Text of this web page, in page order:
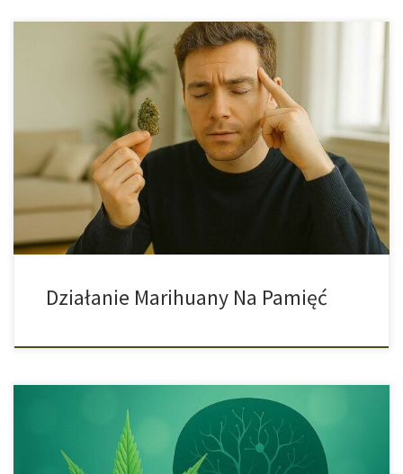
Kannabinoidy zawarte w konopiach, szczególnie THC, wpływają
na mózg w sposób odczuwalny w obszarze pamięci roboczej
oraz uczenia się nowych informacji. Najczęściej obserwuje się
trudności w zapamiętywaniu świeżych danych, łatwe gubienie
wątku czy wolniejsze przetwarzanie. U dorosłych, którzy używają
marihuany okazjonalnie, efekty te są przemijające i ustępują po
zakończeniu działania […]
Działanie Marihuany Na Pamięć
Przez lata konopie były opisywane głównie w kontekście
łagodzenia bólu, nudności czy problemów ze snem. Coraz